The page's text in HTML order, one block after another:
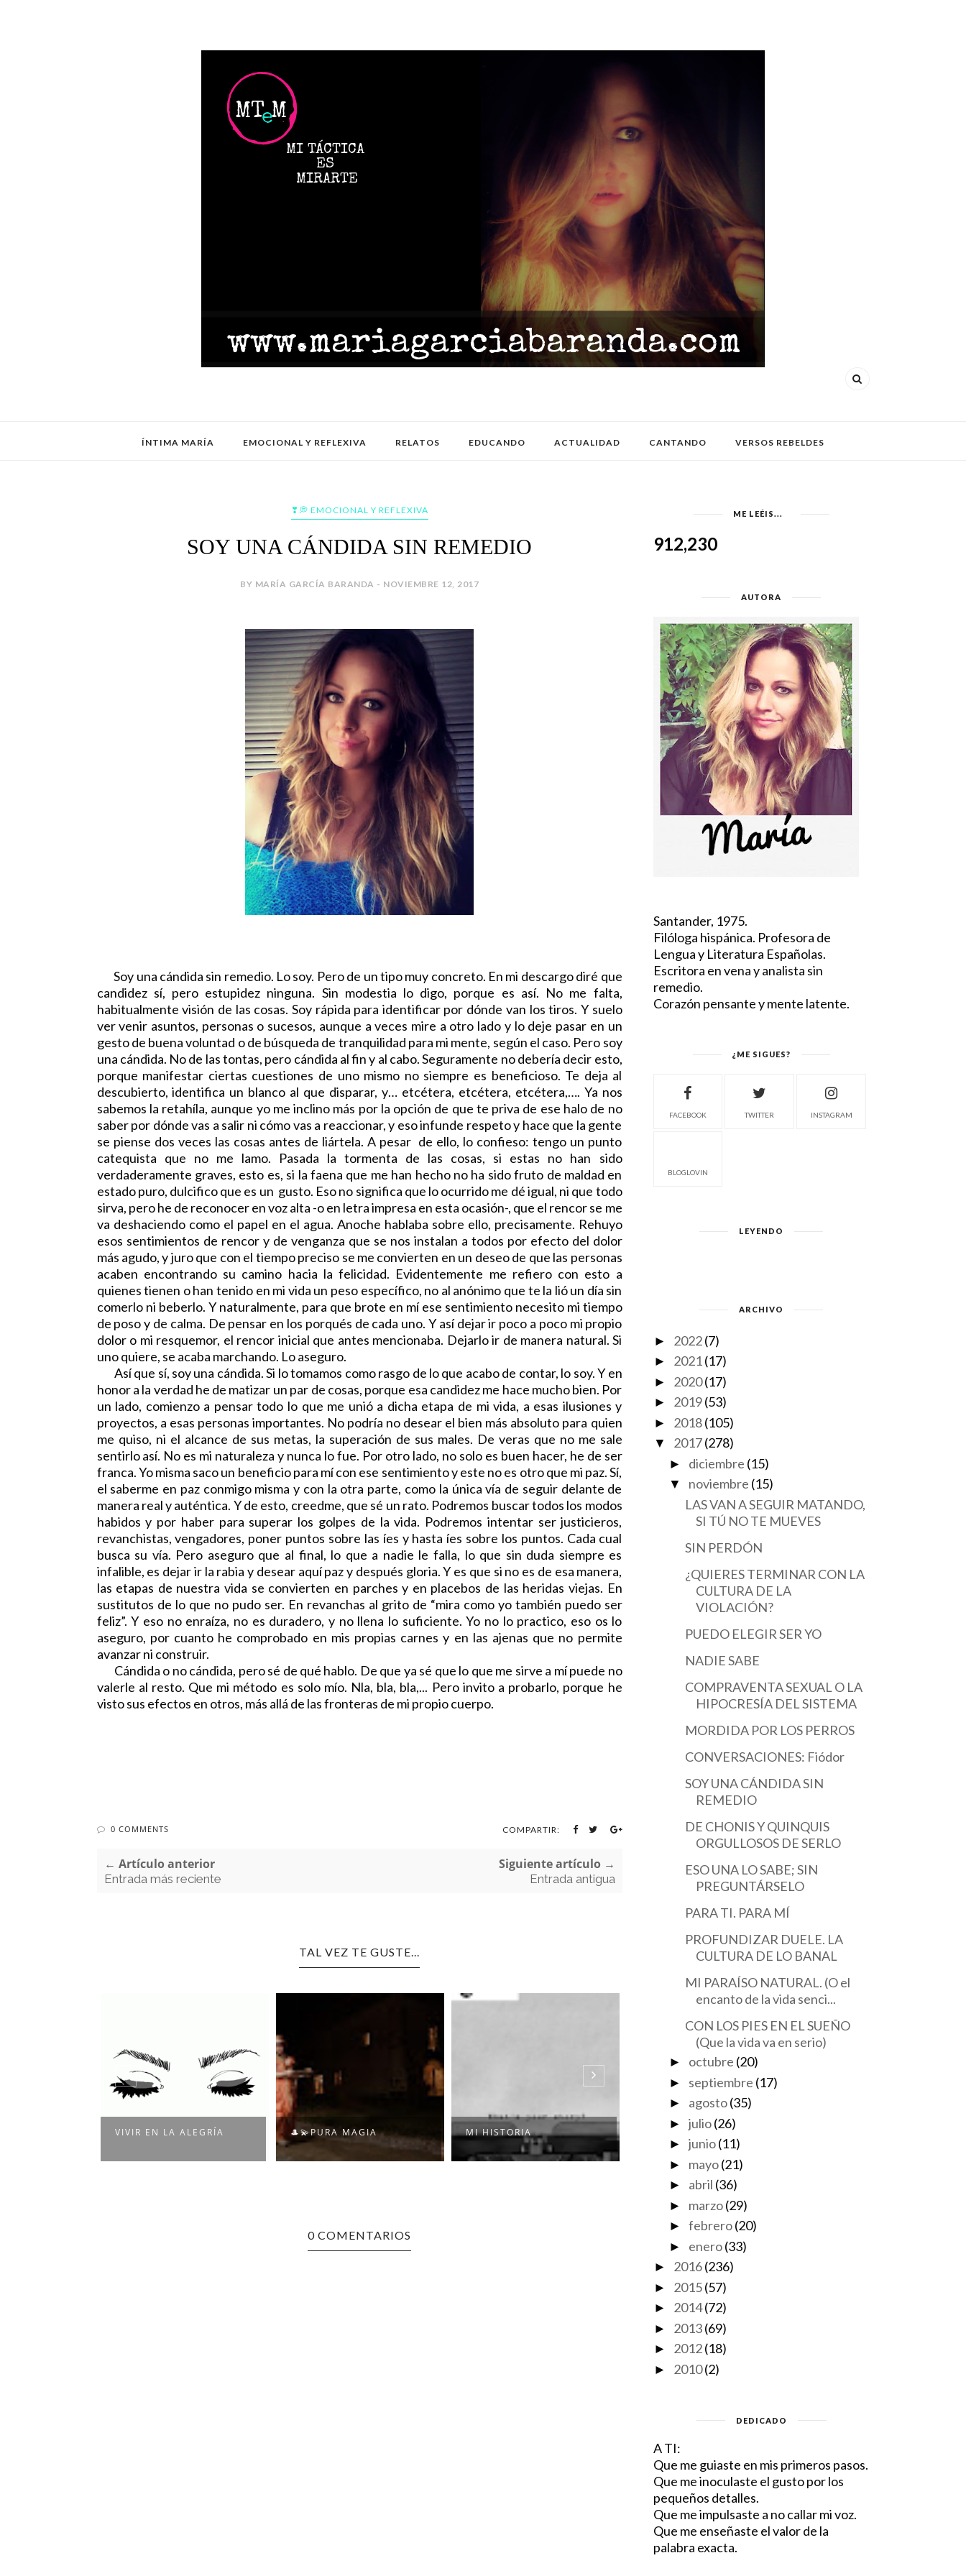
ÍNTIMA MARÍA EMOCIONAL Y REFLEXIVA RELATOS EDUCANDO ACTUALIDAD CANTANDO VERSOS REBELDES
❣💭 EMOCIONAL Y REFLEXIVA
SOY UNA CÁNDIDA SIN REMEDIO
BY MARÍA GARCÍA BARANDA - NOVIEMBRE 12, 2017
Soy una cándida sin remedio. Lo soy. Pero de un tipo muy concreto. En mi descargo diré que
candidez sí, pero estupidez ninguna. Sin modestia lo digo, porque es así. No me falta,
habitualmente visión de las cosas. Soy rápida para identificar por dónde van los tiros. Y suelo
ver venir asuntos, personas o sucesos, aunque a veces mire a otro lado y lo deje pasar en un
gesto de buena voluntad o de búsqueda de tranquilidad para mi mente, según el caso. Pero soy
una cándida. No de las tontas, pero cándida al fin y al cabo. Seguramente no debería decir esto,
porque manifestar ciertas cuestiones de uno mismo no siempre es beneficioso. Te deja al
descubierto, identifica un blanco al que disparar, y… etcétera, etcétera, etcétera,…. Ya nos
sabemos la retahíla, aunque yo me inclino más por la opción de que te priva de ese halo de no
saber por dónde vas a salir ni cómo vas a reaccionar, y eso infunde respeto y hace que la gente
se piense dos veces las cosas antes de liártela. A pesar de ello, lo confieso: tengo un punto
catequista que no me lamo. Pasada la tormenta de las cosas, si estas no han sido
verdaderamente graves, esto es, si la faena que me han hecho no ha sido fruto de maldad en
estado puro, dulcifico que es un gusto. Eso no significa que lo ocurrido me dé igual, ni que todo
sirva, pero he de reconocer en voz alta -o en letra impresa en esta ocasión-, que el rencor se me
va deshaciendo como el papel en el agua. Anoche hablaba sobre ello, precisamente. Rehuyo
esos sentimientos de rencor y de venganza que se nos instalan a todos por efecto del dolor
más agudo, y juro que con el tiempo preciso se me convierten en un deseo de que las personas
acaben encontrando su camino hacia la felicidad. Evidentemente me refiero con esto a
quienes tienen o han tenido en mi vida un peso específico, no al anónimo que te la lió un día sin
comerlo ni beberlo. Y naturalmente, para que brote en mí ese sentimiento necesito mi tiempo
de poso y de calma. De pensar en los porqués de cada uno. Y así dejar ir poco a poco mi propio
dolor o mi resquemor, el rencor inicial que antes mencionaba. Dejarlo ir de manera natural. Si
uno quiere, se acaba marchando. Lo aseguro.
Así que sí, soy una cándida. Si lo tomamos como rasgo de lo que acabo de contar, lo soy. Y en
honor a la verdad he de matizar un par de cosas, porque esa candidez me hace mucho bien. Por
un lado, comienzo a pensar todo lo que me unió a dicha etapa de mi vida, a esas ilusiones y
proyectos, a esas personas importantes. No podría no desear el bien más absoluto para quien
me quiso, ni el alcance de sus metas, la superación de sus males. De veras que no me sale
sentirlo así. No es mi naturaleza y nunca lo fue. Por otro lado, no solo es buen hacer, he de ser
franca. Yo misma saco un beneficio para mí con ese sentimiento y este no es otro que mi paz. Sí,
el saberme en paz conmigo misma y con la otra parte, como la única vía de seguir delante de
manera real y auténtica. Y de esto, creedme, que sé un rato. Podremos buscar todos los modos
habidos y por haber para superar los golpes de la vida. Podremos intentar ser justicieros,
revanchistas, vengadores, poner puntos sobre las íes y hasta íes sobre los puntos. Cada cual
busca su vía. Pero aseguro que al final, lo que a nadie le falla, lo que sin duda siempre es
infalible, es dejar ir la rabia y desear aquí paz y después gloria. Y es que si no es de esa manera,
las etapas de nuestra vida se convierten en parches y en placebos de las heridas viejas. En
sustitutos de lo que no pudo ser. En revanchas al grito de “mira como yo también puedo ser
feliz”. Y eso no enraíza, no es duradero, y no llena lo suficiente. Yo no lo practico, eso os lo
aseguro, por cuanto he comprobado en mis propias carnes y en las ajenas que no permite
avanzar ni construir.
Cándida o no cándida, pero sé de qué hablo. De que ya sé que lo que me sirve a mí puede no
valerle al resto. Que mi método es solo mío. Nla, bla, bla,... Pero invito a probarlo, porque he
visto sus efectos en otros, más allá de las fronteras de mi propio cuerpo.
0 COMMENTS COMPARTIR:
← Artículo anterior
Entrada más reciente
Siguiente artículo →
Entrada antigua
TAL VEZ TE GUSTE...
VIVIR EN LA ALEGRÍA 🎩💫PURA MAGIA MI HISTORIA
UNOS CUANTOS GRAMOS
DE FUTURO
0 COMENTARIOS
ME LEÉIS...
912,230
AUTORA
Santander, 1975.
Filóloga hispánica. Profesora de
Lengua y Literatura Españolas.
Escritora en vena y analista sin
remedio.
Corazón pensante y mente latente.
¿ME SIGUES?
FACEBOOK TWITTER INSTAGRAM
BLOGLOVIN
LEYENDO
ARCHIVO
► 2022 (7)
► 2021 (17)
► 2020 (17)
► 2019 (53)
► 2018 (105)
▼ 2017 (278)
► diciembre (15)
▼ noviembre (15)
LAS VAN A SEGUIR MATANDO,
SI TÚ NO TE MUEVES
SIN PERDÓN
¿QUIERES TERMINAR CON LA
CULTURA DE LA
VIOLACIÓN?
PUEDO ELEGIR SER YO
NADIE SABE
COMPRAVENTA SEXUAL O LA
HIPOCRESÍA DEL SISTEMA
MORDIDA POR LOS PERROS
CONVERSACIONES: Fiódor
SOY UNA CÁNDIDA SIN
REMEDIO
DE CHONIS Y QUINQUIS
ORGULLOSOS DE SERLO
ESO UNA LO SABE; SIN
PREGUNTÁRSELO
PARA TI. PARA MÍ
PROFUNDIZAR DUELE. LA
CULTURA DE LO BANAL
MI PARAÍSO NATURAL. (O el
encanto de la vida senci...
CON LOS PIES EN EL SUEÑO
(Que la vida va en serio)
► octubre (20)
► septiembre (17)
► agosto(35)
►julio(26)
►junio(11)
► mayo(21)
► abril (36)
► marzo(29)
►febrero(20)
► enero(33)
► 2016 (236)
► 2015 (57)
► 2014 (72)
► 2013 (69)
► 2012 (18)
► 2010 (2)
DEDICADO
A TI:
Que me guiaste en mis primeros pasos.
Que me inoculaste el gusto por los
pequeños detalles.
Que me impulsaste a no callar mi voz.
Que me enseñaste el valor de la
palabra exacta.